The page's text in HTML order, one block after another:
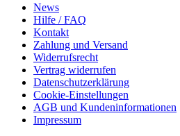
News
Hilfe / FAQ
Kontakt
Zahlung und Versand
Widerrufsrecht
Vertrag widerrufen
Datenschutzerklärung
Cookie-Einstellungen
AGB und Kundeninformationen
Impressum